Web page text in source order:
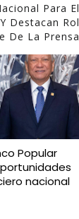
Para El
Destacan Rol
De La Prensa
Popular
nacional